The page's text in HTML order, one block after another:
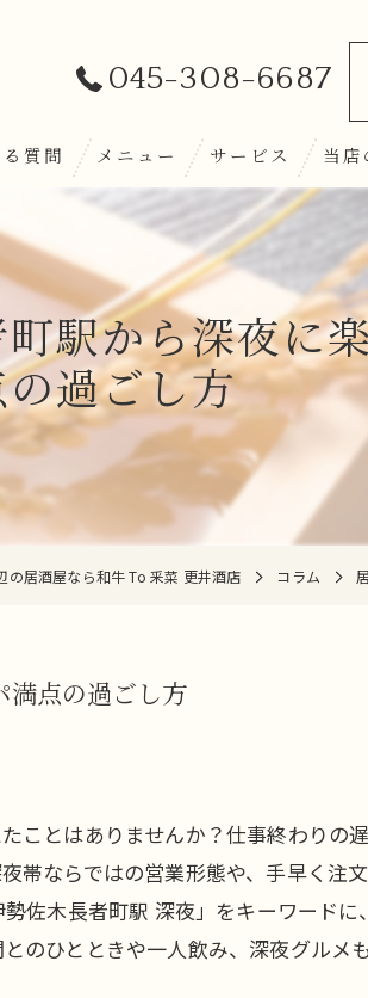
045-308-6687
質問 メニュー サービス 当店
日本
ディ
お
和食
駅から深夜に
の過ごし方
の居酒屋なら和牛 To 釆菜 更井酒店 コラム
満点の過ごし方
ことはありませんか？仕事終わりの
帯ならではの営業形態や、手早く注
佐木長者町駅 深夜」をキーワード
のひとときや一人飲み、深夜グルメ